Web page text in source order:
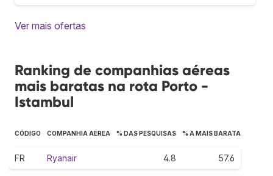
Ver mais ofertas
Ranking de companhias aéreas
mais baratas na rota Porto -
Istambul
CÓDIGO COMPANHIA AÉREA % DAS PESQUISAS % A MAIS BARATA
FR Ryanair 4.8 57.6